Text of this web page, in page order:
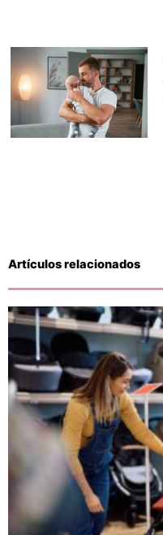
Artículos relacionados